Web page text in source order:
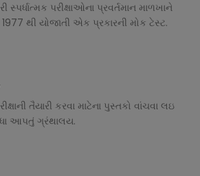
સ્પર્ધાત્મક પરીક્ષાઓના પ્રવર્તમાન માળખાને
થી યોજાતી એક પ્રકારની મોક ટેસ્ટ.
તૈયારી કરવા માટેના પુસ્તકો વાંચવા લઇ
આપતું ગ્રંથાલય.